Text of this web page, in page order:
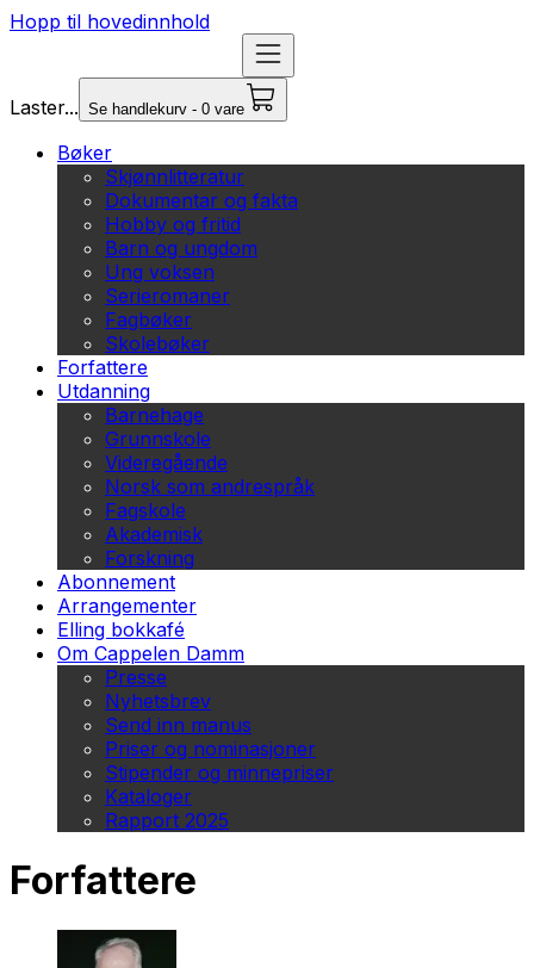
Hopp til hovedinnhold
Laster... Se handlekurv - 0 vare
Bøker
Skjønnlitteratur
Dokumentar og fakta
Hobby og fritid
Barn og ungdom
Ung voksen
Serieromaner
Fagbøker
Skolebøker
Forfattere
Utdanning
Barnehage
Grunnskole
Videregående
Norsk som andrespråk
Fagskole
Akademisk
Forskning
Abonnement
Arrangementer
Elling bokkafé
Om Cappelen Damm
Presse
Nyhetsbrev
Send inn manus
Priser og nominasjoner
Stipender og minnepriser
Kataloger
Rapport 2025
Forfattere